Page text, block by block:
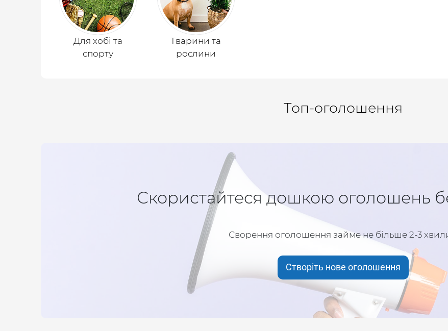
Для хобі та
спорту
Тварини та
рослини
Топ-оголошення
Скористайтеся дошкою оголошень
Сворення оголошення займе не більше 2-3
Створіть нове оголошення